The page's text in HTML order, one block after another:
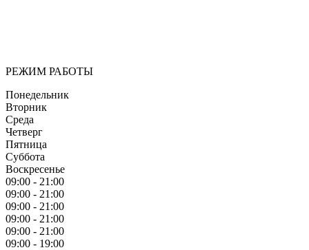
РЕЖИМ РАБОТЫ
Понедельник
Вторник
Среда
Четверг
Пятница
Суббота
Воскресенье
09:00 - 21:00
09:00 - 21:00
09:00 - 21:00
09:00 - 21:00
09:00 - 21:00
09:00 - 19:00